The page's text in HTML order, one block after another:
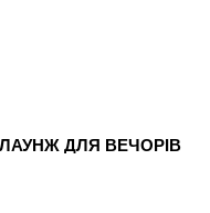
ДЛЯ ВЕЧОРІВ